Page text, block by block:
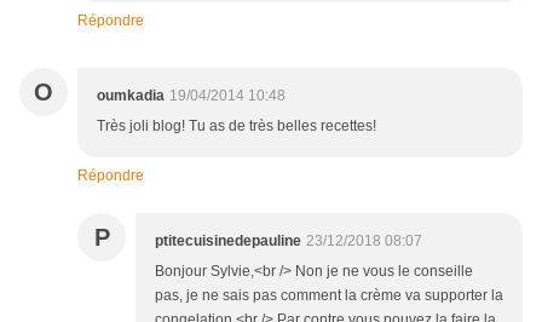
Répondre
O oumkadia 19/04/2014 10:48
Très joli blog! Tu as de très belles recettes!
Répondre
P ptitecuisinedepauline 23/12/2018 08:07
Bonjour Sylvie,<br /> Non je ne vous le conseille
pas, je ne sais pas comment la crème va supporter la